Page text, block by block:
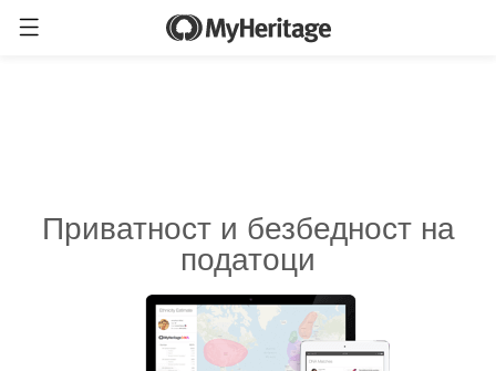
Приватност и безбедност на
податоци